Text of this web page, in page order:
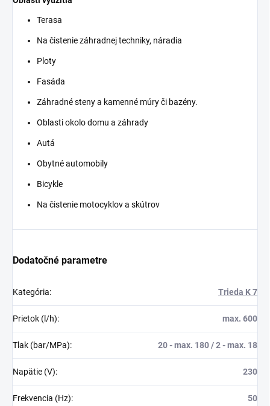
Terasa
Na čistenie záhradnej techniky, náradia
Ploty
Fasáda
Záhradné steny a kamenné múry či bazény.
Oblasti okolo domu a záhrady
Autá
Obytné automobily
Bicykle
Na čistenie motocyklov a skútrov
Dodatočné parametre
Kategória: Trieda K 7
Prietok (l/h): max. 600
Tlak (bar/MPa): 20 - max. 180 / 2 - max. 18
Napätie (V): 230
Frekvencia (Hz): 50